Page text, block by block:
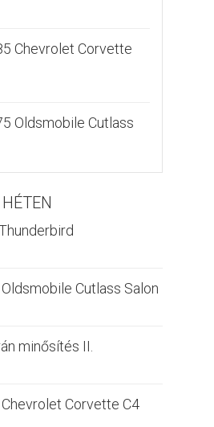
Chevrolet Corvette
Oldsmobile Cutlass
Cutlass Salon
minősítés II.
Corvette C4